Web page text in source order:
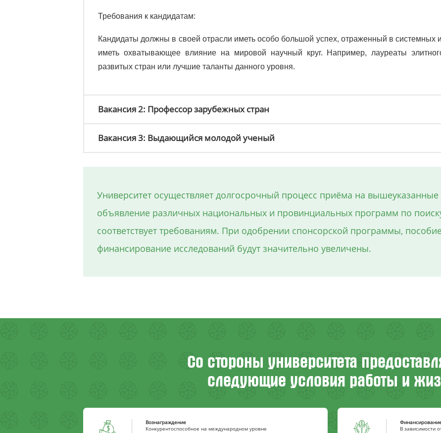
Требования к кандидатам:
Кандидаты должны в своей отрасли иметь особо большой успех, отраженный в системных
иметь охватывающее влияние на мировой научный круг. Например, лауреаты
развитых стран или лучшие таланты данного уровня.
Вакансия 2: Профессор зарубежных стран
Вакансия 3: Выдающийся молодой ученый
Университет осуществляет долгосрочный процесс приёма на
объявление различных национальных и провинциальных программ по поиску
соответствует требованиям. При одобрении спонсорской программы,
финансирование исследований будут значительно увеличены.
Со стороны университета
следующие условия работы и
Вознаграждение
Конкурентоспособное на международном уровне
В зависимости